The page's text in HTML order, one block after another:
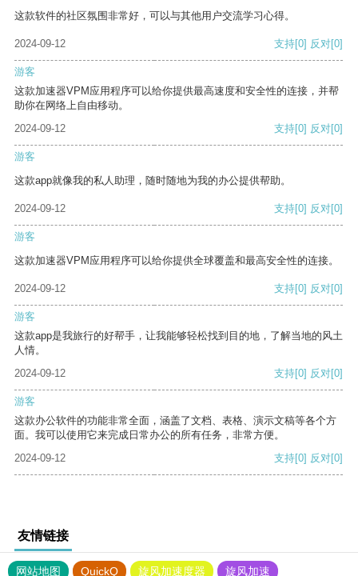
这款软件的社区氛围非常好，可以与其他用户交流学习心得。
2024-09-12 支持[0] 反对[0]
游客
这款加速器VPM应用程序可以给你提供最高速度和安全性的连接，并帮
助你在网络上自由移动。
2024-09-12
支持[0] 反对[0]
游客
这款app就像我的私人助理，随时随地为我的办公提供帮助。
2024-09-12 支持[0] 反对[0]
游客
这款加速器VPM应用程序可以给你提供全球覆盖和最高安全性的连接。
2024-09-12 支持[0] 反对[0]
游客
这款app是我旅行的好帮手，让我能够轻松找到目的地，了解当地的风土
人情。
2024-09-12
支持[0] 反对[0]
游客
这款办公软件的功能非常全面，涵盖了文档、表格、演示文稿等各个方
面。我可以使用它来完成日常办公的所有任务，非常方便。
2024-09-12
支持[0] 反对[0]
友情链接
网站地图 QuickQ 旋风加速度器 旋风加速